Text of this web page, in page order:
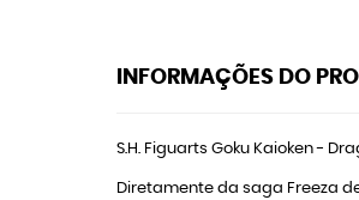
INFORMAÇÕES DO
S.H. Figuarts Goku Kaioken -
Diretamente da saga Freeza